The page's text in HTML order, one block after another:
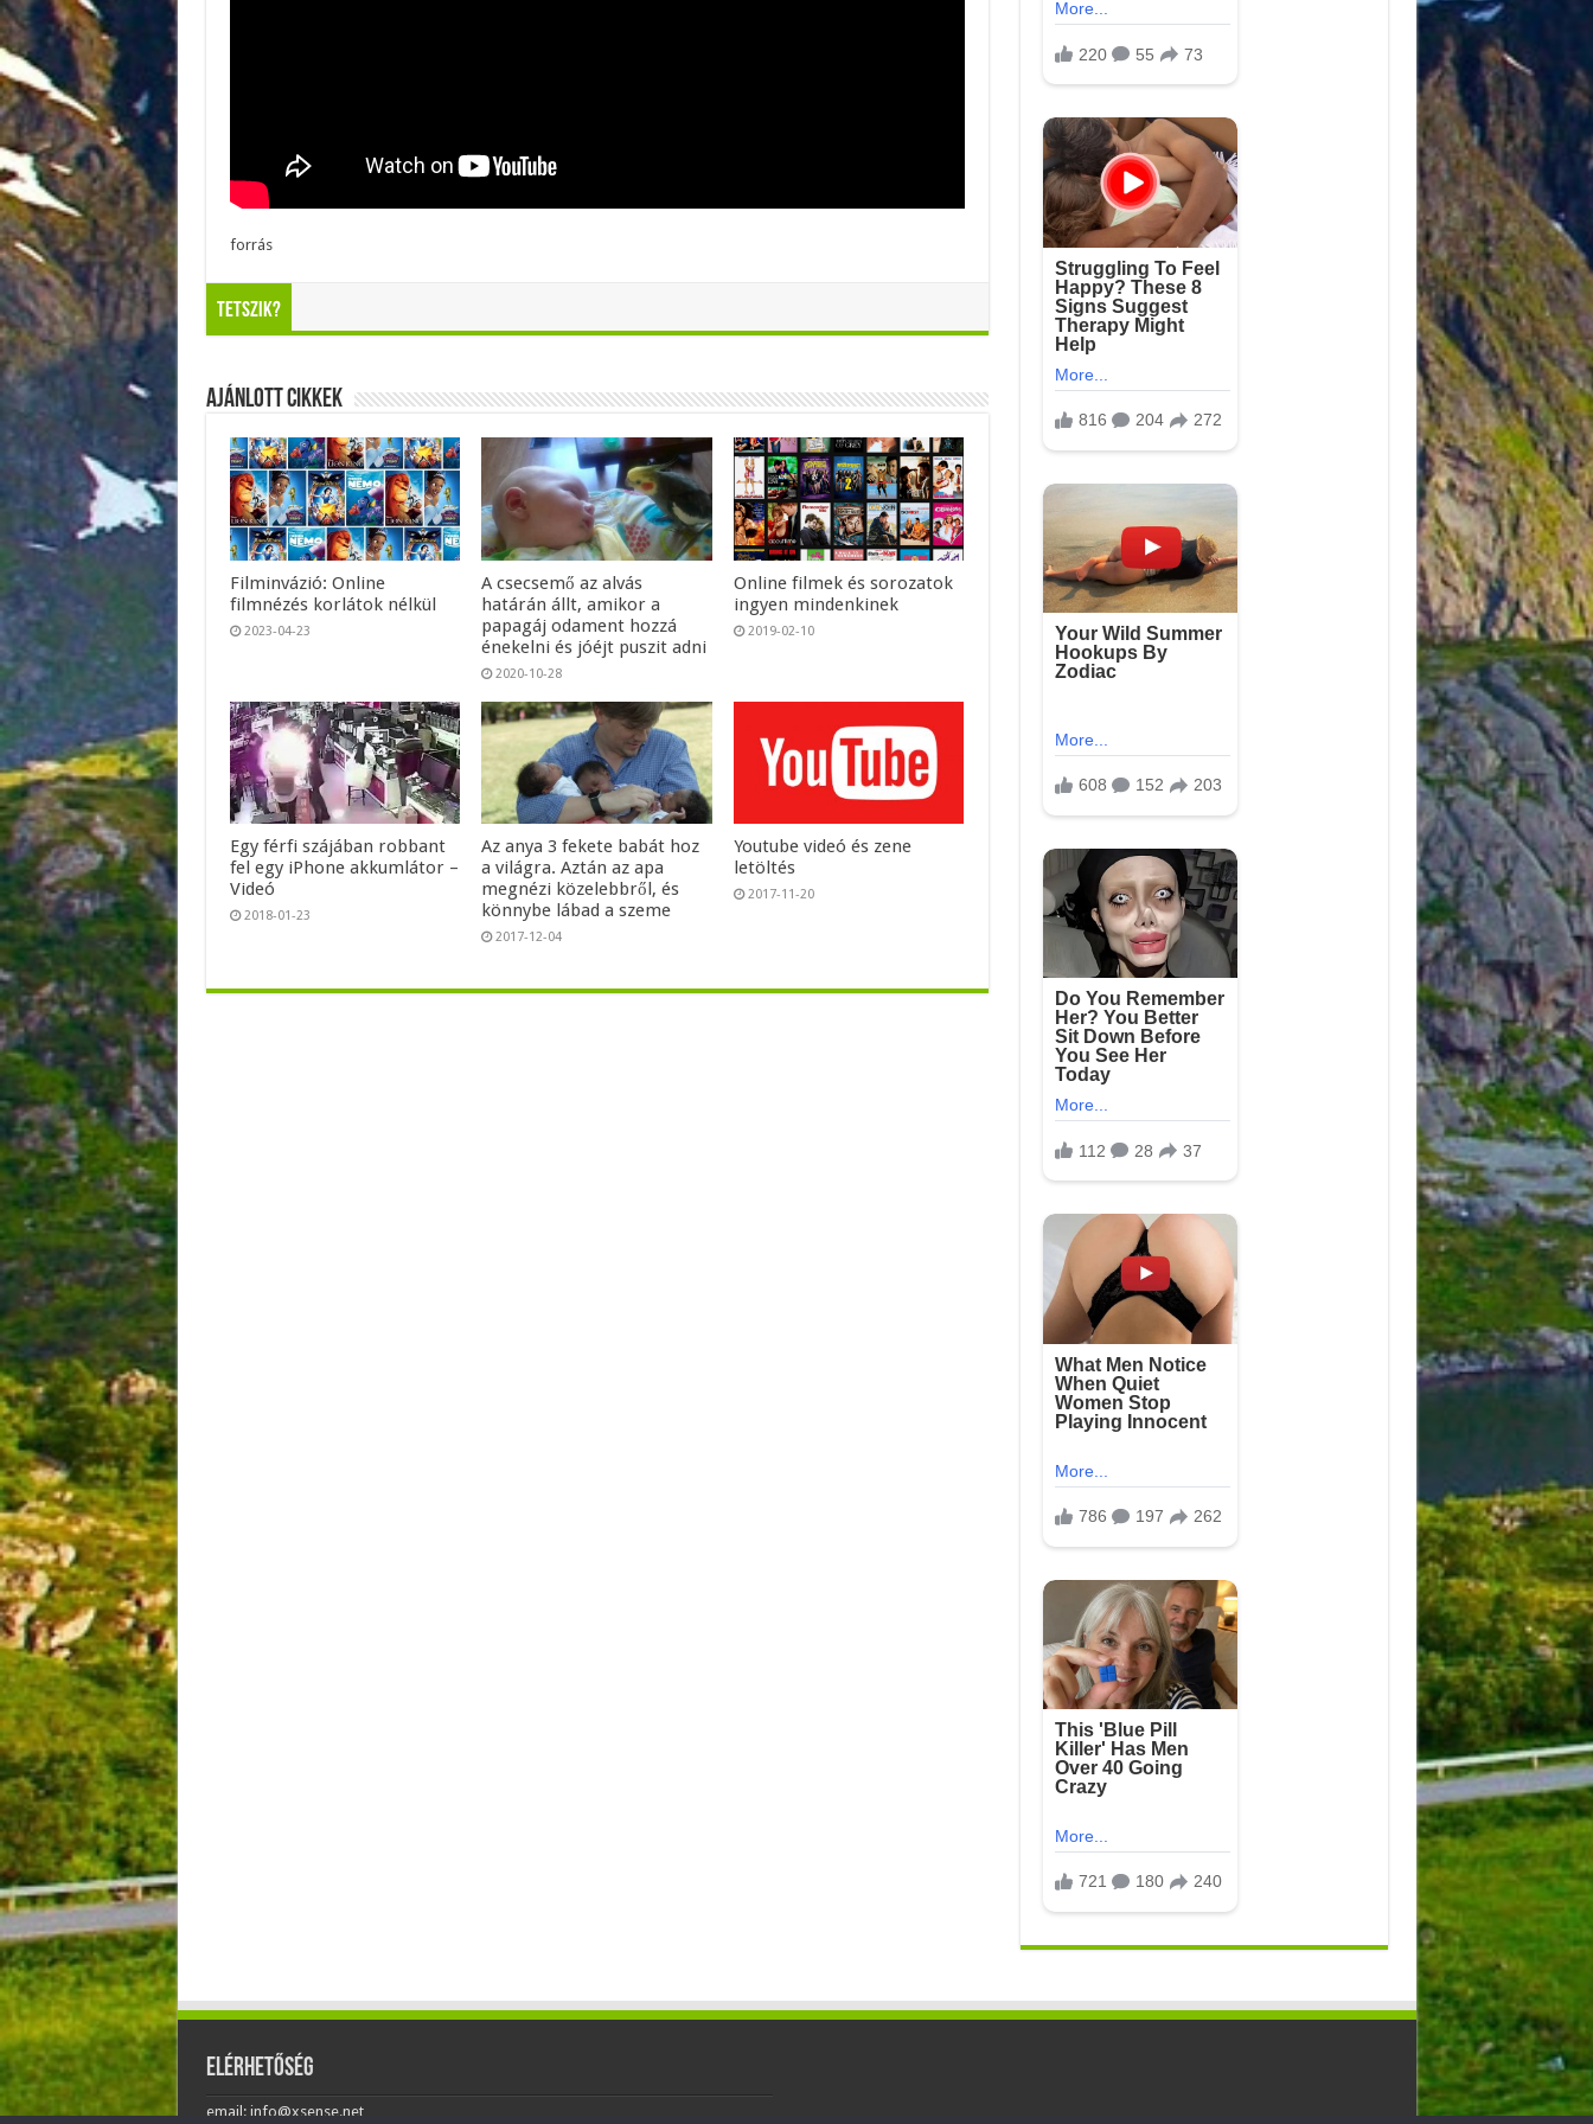
forrás
Tetszik?
Ajánlott Cikkek
Filminvázió: Online
filmnézés korlátok nélkül
2023-04-23
A csecsemő az alvás
határán állt, amikor a
papagáj odament hozzá
énekelni és jóéjt puszit adni
2020-10-28
Online filmek és sorozatok
ingyen mindenkinek
2019-02-10
Egy férfi szájában robbant
fel egy iPhone akkumlátor –
Videó
2018-01-23
Az anya 3 fekete babát hoz
a világra. Aztán az apa
megnézi közelebbről, és
könnybe lábad a szeme
2017-12-04
Youtube videó és zene
letöltés
2017-11-20
Elérhetőség
email: info@xsense.net